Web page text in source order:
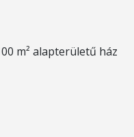
m² alapterületű ház